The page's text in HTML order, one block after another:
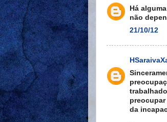
Há
não
21/10/12
da